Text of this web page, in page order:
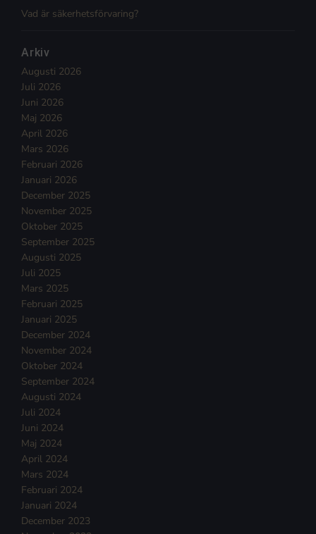
Vad är säkerhetsförvaring?
Arkiv
Augusti 2026
Juli 2026
Juni 2026
Maj 2026
April 2026
Mars 2026
Februari 2026
Januari 2026
December 2025
November 2025
Oktober 2025
September 2025
Augusti 2025
Juli 2025
Mars 2025
Februari 2025
Januari 2025
December 2024
November 2024
Oktober 2024
September 2024
Augusti 2024
Juli 2024
Juni 2024
Maj 2024
April 2024
Mars 2024
Februari 2024
Januari 2024
December 2023